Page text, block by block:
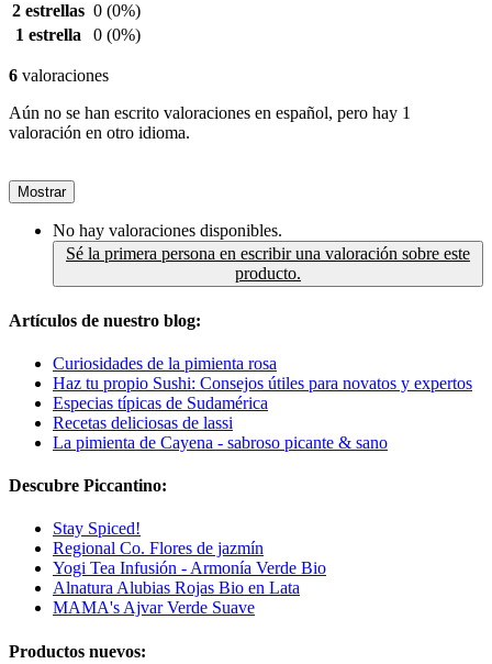
2 estrellas 0 (0%)
1 estrella
0 (0%)
6 valoraciones
Aún no se han escrito valoraciones en español, pero hay 1
valoración en otro idioma.
Mostrar
No hay valoraciones disponibles.
Sé la primera persona en escribir una valoración sobre este
producto.
Artículos de nuestro blog:
Curiosidades de la pimienta rosa
Haz tu propio Sushi: Consejos útiles para novatos y expertos
Especias típicas de Sudamérica
Recetas deliciosas de lassi
La pimienta de Cayena - sabroso picante & sano
Descubre Piccantino:
Stay Spiced!
Regional Co. Flores de jazmín
Yogi Tea Infusión - Armonía Verde Bio
Alnatura Alubias Rojas Bio en Lata
MAMA's Ajvar Verde Suave
Productos nuevos: